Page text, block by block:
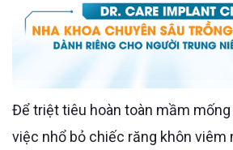
Để triệt tiêu hoàn toàn mầm mống gây tiêu xương,
việc nhổ bỏ chiếc răng khôn viêm